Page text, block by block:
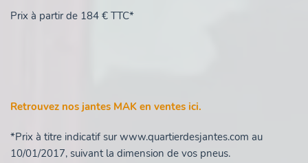
Prix à partir de 184 € TTC*
Retrouvez nos jantes MAK en ventes ici.
*Prix à titre indicatif sur www.quartierdesjantes.com au
10/01/2017, suivant la dimension de vos pneus.